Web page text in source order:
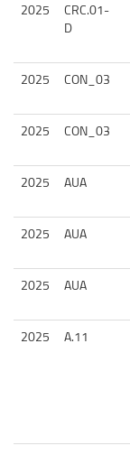
2025
CRC.01-
D
2025 CON_03
2025 CON_03
2025 AUA
2025 AUA
2025 AUA
2025 A.11